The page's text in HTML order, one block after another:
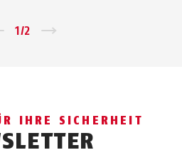
1/2
IHRE SICHERHEIT